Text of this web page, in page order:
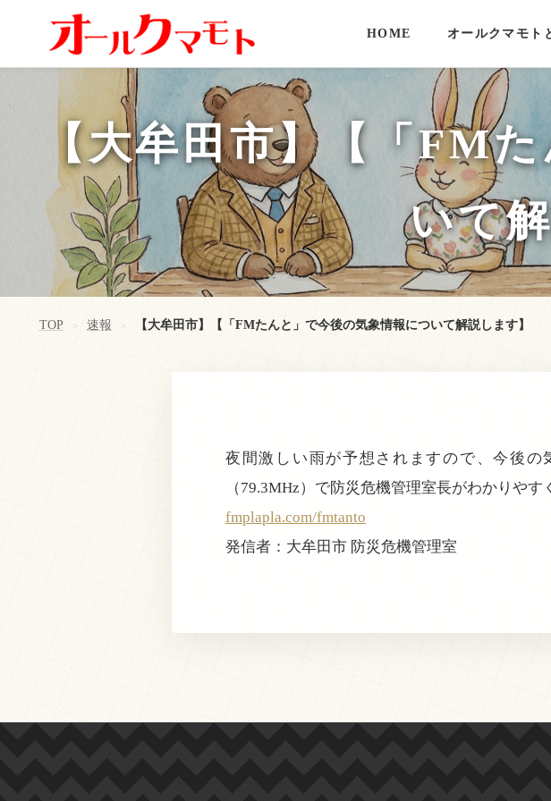
HOME オールクマモト
【大牟田市】【「FM
いて
TOP > 速報 > 【大牟田市】【「FMたんと」で今後の気象情報について解説します】
夜間激しい雨が予想されますので、今後
（79.3MHz）で防災危機管理室長がわかりや
fmplapla.com/fmtanto
発信者：大牟田市 防災危機管理室